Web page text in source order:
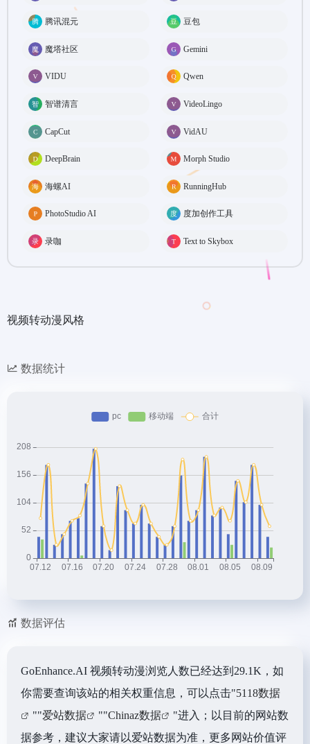
腾讯混元 豆包
魔塔社区 Gemini
VIDU Qwen
智谱清言 VideoLingo
CapCut VidAU
DeepBrain Morph Studio
海螺AI RunningHub
PhotoStudio AI 度加创作工具
录咖 Text to Skybox
视频转动漫风格
数据统计
数据评估
GoEnhance.AI 视频转动漫浏览人数已经达到29.1K，如
你需要查询该站的相关权重信息，可以点击"5118数据
""爱站数据 ""Chinaz数据
"进入；以目前的网站数
据参考，建议大家请以爱站数据为准，更多网站价值评